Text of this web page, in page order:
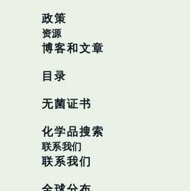
政策
资源
博客和文章
目录
无菌证书
化学品搜索
联系我们
联系我们